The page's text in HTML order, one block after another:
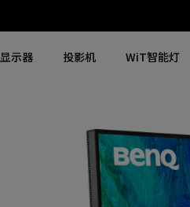
显示器
MA系列显示器
搜寻重点规格
144Hz
HDMI 2.1
投影机
搜寻重点规格
4K UHD (3840×2160)
WiT智能灯